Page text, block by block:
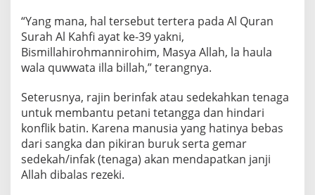
“Yang mana, hal tersebut tertera pada Al Quran
Surah Al Kahfi ayat ke-39 yakni,
Bismillahirohmannirohim, Masya Allah, la haula
wala quwwata illa billah,” terangnya.
Seterusnya, rajin berinfak atau sedekahkan tenaga
untuk membantu petani tetangga dan hindari
konflik batin. Karena manusia yang hatinya bebas
dari sangka dan pikiran buruk serta gemar
sedekah/infak (tenaga) akan mendapatkan janji
Allah dibalas rezeki.